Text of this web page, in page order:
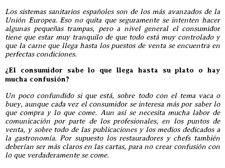
Los sistemas sanitarios españoles son de los más avanzados de la
Unión Europea. Eso no quita que seguramente se intenten hacer
algunas pequeñas trampas, pero a nivel general el consumidor
tiene que estar muy tranquilo de que todo está muy controlado y
que la carne que llega hasta los puestos de venta se encuentra en
perfectas condiciones.
¿El consumidor sabe lo que llega hasta su plato o hay
mucha confusión?
Un poco confundido si que está, sobre todo con el tema vaca o
buey, aunque cada vez el consumidor se interesa más por saber lo
que compra y lo que come. Aun así se necesita mucha labor de
comunicación por parte de los profesionales, en los puntos de
venta, y sobre todo de las publicaciones y los medios dedicados a
la gastronomía. Por supuesto los restauradores y chefs también
deberían ser más claros en las cartas, para no crear confusión con
lo que verdaderamente se come.